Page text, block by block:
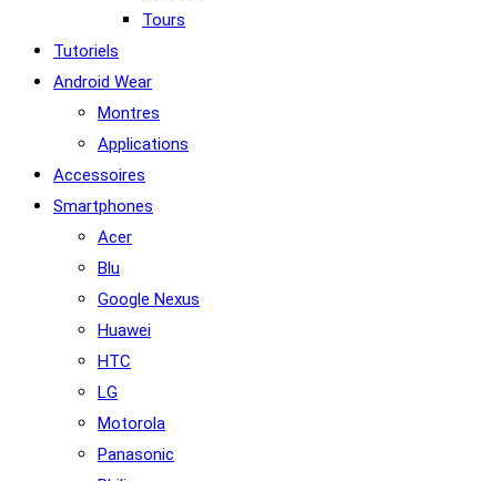
Tours
Tutoriels
Android Wear
Montres
Applications
Accessoires
Smartphones
Acer
Blu
Google Nexus
Huawei
HTC
LG
Motorola
Panasonic